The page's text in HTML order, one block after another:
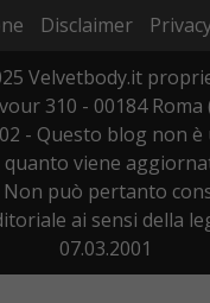
Disclaimer
Velvetbody.it
310 - 00184 Roma
- Questo blog non
viene
Non può pertanto
ai sensi della
07.03.2001